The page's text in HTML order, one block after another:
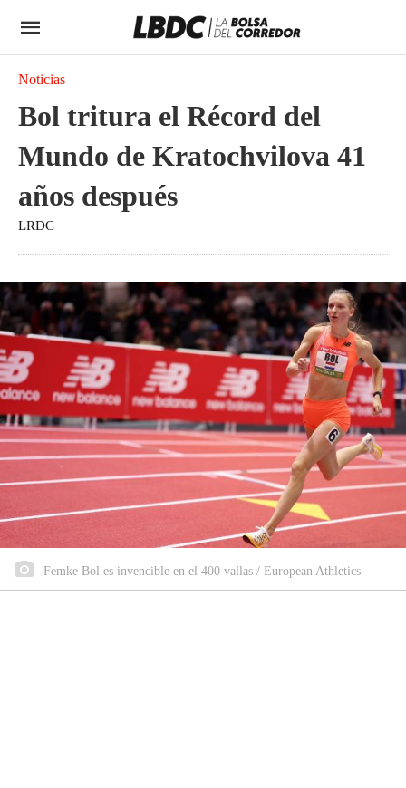
Noticias
Bol tritura el Récord del
Mundo de Kratochvilova 41
años después
LRDC
Femke Bol es invencible en el 400 vallas / European Athletics